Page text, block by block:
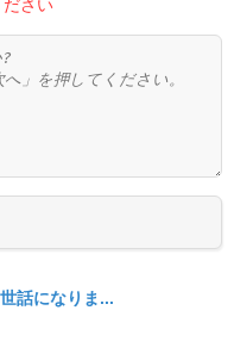
さい
話になりま...